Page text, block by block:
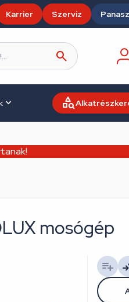
Karrier Szerviz
mosógép